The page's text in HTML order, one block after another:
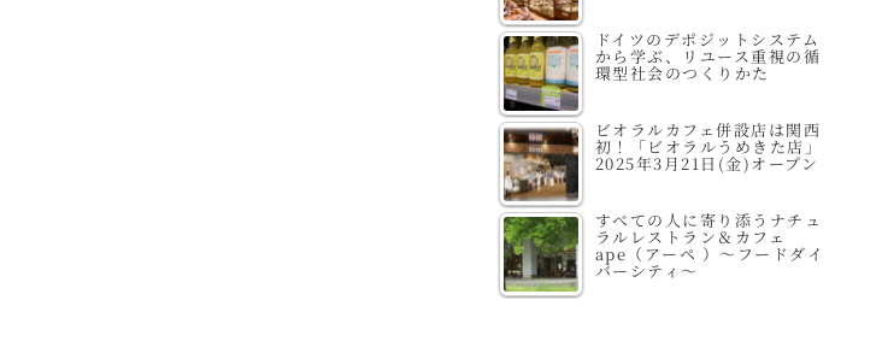
ドイツのデポジットシステム
から学ぶ、リユース重視の循
環型社会のつくりかた
ビオラルカフェ併設店は関西
初！「ビオラルうめきた店」
2025年3月21日(金)オープン
すべての人に寄り添うナチュ
ラルレストラン＆カフェ
ape（アーペ ）～フードダイ
バーシティ～